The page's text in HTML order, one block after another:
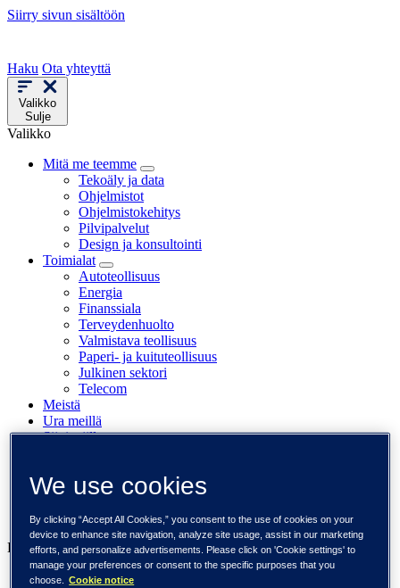
Siirry sivun sisältöön
Haku Ota yhteyttä
Valikko
Sulje
Valikko
Mitä me teemme
Tekoäly ja data
Ohjelmistot
Ohjelmistokehitys
Pilvipalvelut
Design ja konsultointi
Toimialat
Autoteollisuus
Energia
Finanssiala
Terveydenhuolto
Valmistava teollisuus
Paperi- ja kuituteollisuus
Julkinen sektori
Telecom
Meistä
Ura meillä
Sijoittajille
Asiakkaitamme
Näkemyksiä
Liiketoimintamme
Tieto Banktech
We use cookies
By clicking “Accept All Cookies,” you consent to the use of cookies on your
device to enhance site navigation, analyze site usage, assist in our marketing
efforts, and personalize advertisements. Please click on 'Cookie settings' to
manage your preferences or consent to the specific purposes that you
choose.
Cookie notice